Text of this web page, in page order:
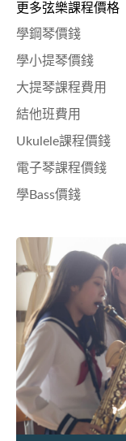
更多弦樂課程價格
學鋼琴價錢
學小提琴價錢
大提琴課程費用
結他班費用
Ukulele課程價錢
電子琴課程價錢
學Bass價錢